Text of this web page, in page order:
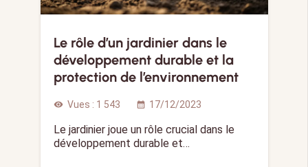
Le rôle d’un jardinier dans le
développement durable et la
protection de l’environnement
visibility Vues : 1 543 calendar_month 17/12/2023
Le jardinier joue un rôle crucial dans le
développement durable et…